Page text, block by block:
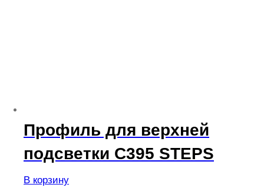
Профиль для верхней
подсветки C395 STEPS
В корзину